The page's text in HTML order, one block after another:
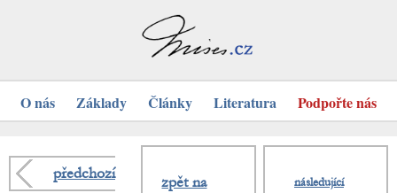
O nás Základy Články Literatura Podpořte nás
předchozí zpět na následující